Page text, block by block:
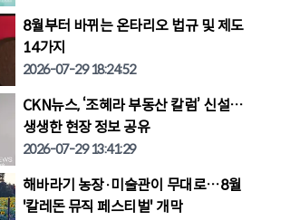
8월부터 바뀌는 온타리오 법규 및 제도
14가지
2026-07-29 18:24:52
CKN뉴스, ‘조혜라 부동산 칼럼’ 신설…
생생한 현장 정보 공유
2026-07-29 13:41:29
해바라기 농장·미술관이 무대로…8월
'칼레돈 뮤직 페스티벌' 개막